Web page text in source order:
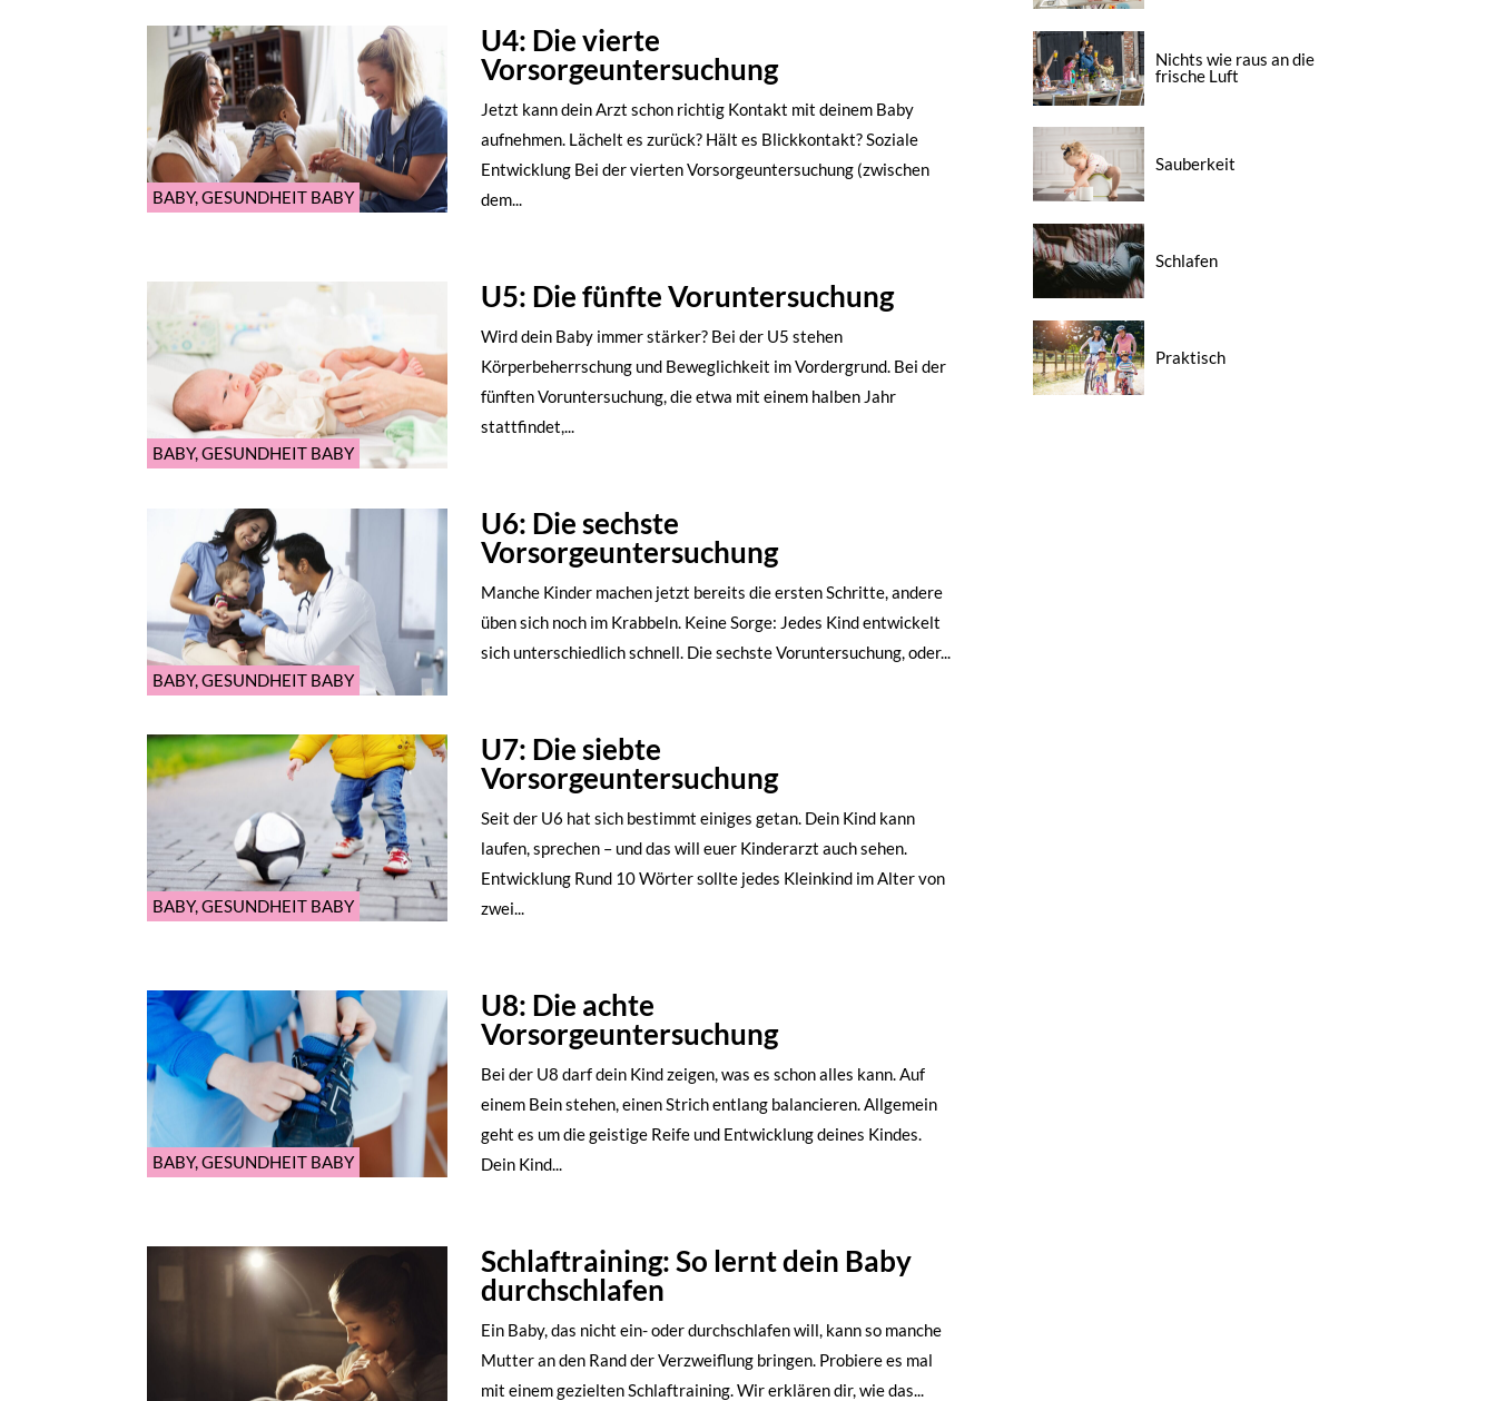
BABY,GESUNDHEIT BABY
U4: Die vierte
Vorsorgeuntersuchung
Jetzt kann dein Arzt schon richtig Kontakt mit deinem Baby
aufnehmen. Lächelt es zurück? Hält es Blickkontakt? Soziale
Entwicklung Bei der vierten Vorsorgeuntersuchung (zwischen
dem...
BABY,GESUNDHEIT BABY
U5: Die fünfte Voruntersuchung
Wird dein Baby immer stärker? Bei der U5 stehen
Körperbeherrschung und Beweglichkeit im Vordergrund. Bei der
fünften Voruntersuchung, die etwa mit einem halben Jahr
stattfindet,...
BABY,GESUNDHEIT BABY
U6: Die sechste
Vorsorgeuntersuchung
Manche Kinder machen jetzt bereits die ersten Schritte, andere
üben sich noch im Krabbeln. Keine Sorge: Jedes Kind entwickelt
sich unterschiedlich schnell. Die sechste Voruntersuchung, oder...
BABY,GESUNDHEIT BABY
U7: Die siebte
Vorsorgeuntersuchung
Seit der U6 hat sich bestimmt einiges getan. Dein Kind kann
laufen, sprechen – und das will euer Kinderarzt auch sehen.
Entwicklung Rund 10 Wörter sollte jedes Kleinkind im Alter von
zwei...
BABY,GESUNDHEIT BABY
U8: Die achte
Vorsorgeuntersuchung
Bei der U8 darf dein Kind zeigen, was es schon alles kann. Auf
einem Bein stehen, einen Strich entlang balancieren. Allgemein
geht es um die geistige Reife und Entwicklung deines Kindes.
Dein Kind...
Schlaftraining: So lernt dein Baby
durchschlafen
Ein Baby, das nicht ein- oder durchschlafen will, kann so manche
Mutter an den Rand der Verzweiflung bringen. Probiere es mal
mit einem gezielten Schlaftraining. Wir erklären dir, wie das...
Nichts wie raus an die
frische Luft
Sauberkeit
Schlafen
Praktisch